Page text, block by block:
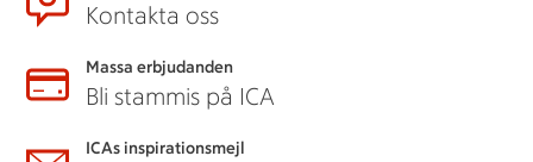
Kontakta oss
Massa erbjudanden
Bli stammis på ICA
ICAs inspirationsmejl